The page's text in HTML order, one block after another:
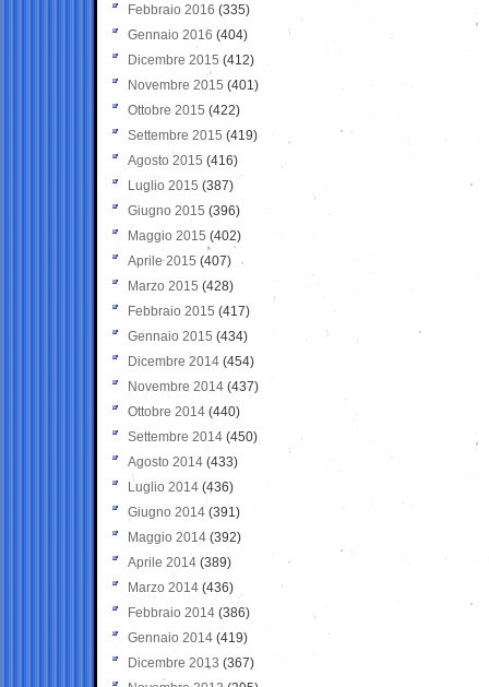
Febbraio 2016 (335)
Gennaio 2016 (404)
Dicembre 2015 (412)
Novembre 2015 (401)
Ottobre 2015 (422)
Settembre 2015 (419)
Agosto 2015 (416)
Luglio 2015 (387)
Giugno 2015 (396)
Maggio 2015 (402)
Aprile 2015 (407)
Marzo 2015 (428)
Febbraio 2015 (417)
Gennaio 2015 (434)
Dicembre 2014 (454)
Novembre 2014 (437)
Ottobre 2014 (440)
Settembre 2014 (450)
Agosto 2014 (433)
Luglio 2014 (436)
Giugno 2014 (391)
Maggio 2014 (392)
Aprile 2014 (389)
Marzo 2014 (436)
Febbraio 2014 (386)
Gennaio 2014 (419)
Dicembre 2013 (367)